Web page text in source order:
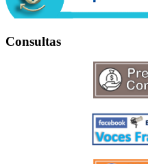
Consultas